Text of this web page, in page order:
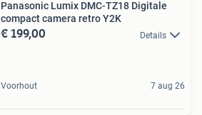
Panasonic Lumix DMC-TZ18 Digitale
compact camera retro Y2K
€ 199,00 Details
Voorhout 7 aug 26